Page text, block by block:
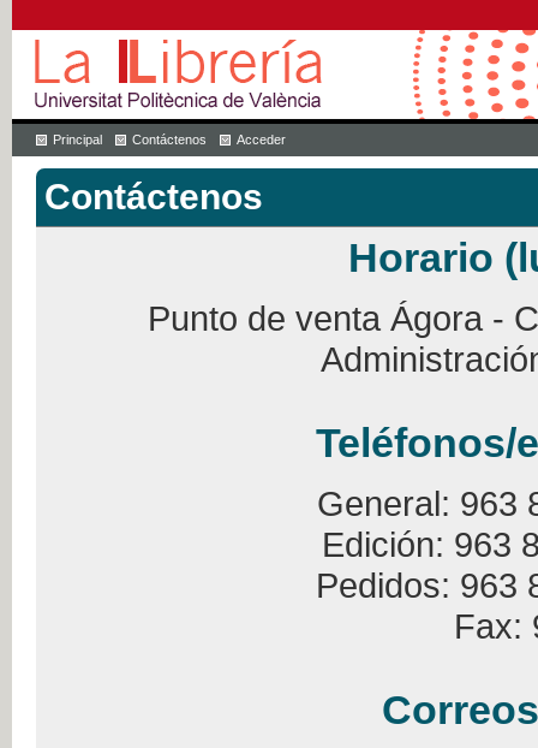
Principal Contáctenos Acceder
Contáctenos
Horario
Punto de venta Ágora -
Teléfonos/
General: 963
Edición: 963
Pedidos: 963
Fax: